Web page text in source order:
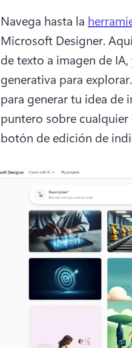
Navega hasta la
Microsoft Designer.
de texto a imagen de
generativa para explorar.
para generar tu idea de
puntero sobre
botón de edición de